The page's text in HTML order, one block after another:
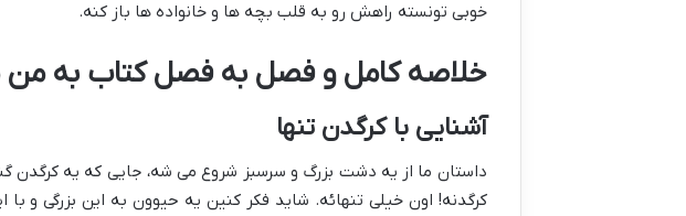
خوبی تونسته راهش رو به قلب بچه ها و خانواده ها باز کنه.
خلاصه کامل و فصل به فصل کتاب به من
آشنایی با کرگدن تنها
داستان ما از یه دشت بزرگ و سرسبز شروع می شه، جایی که یه کرگدن
کرگدنه! اون خیلی تنهائه. شاید فکر کنین یه حیوون به این بزرگی و با